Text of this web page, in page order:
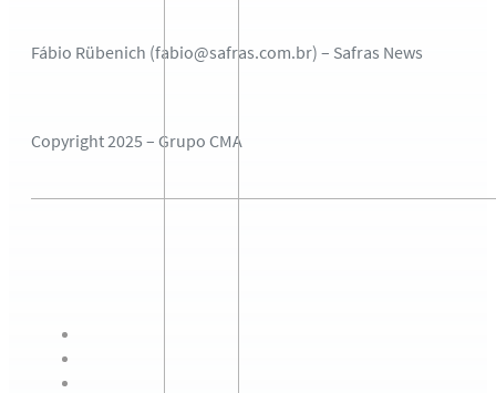
Fábio Rübenich (fabio@safras.com.br) – Safras News
Copyright 2025 – Grupo CMA